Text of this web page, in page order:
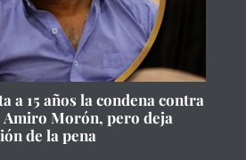
a 15 años la condena contra
Amiro Morón, pero deja
de la pena